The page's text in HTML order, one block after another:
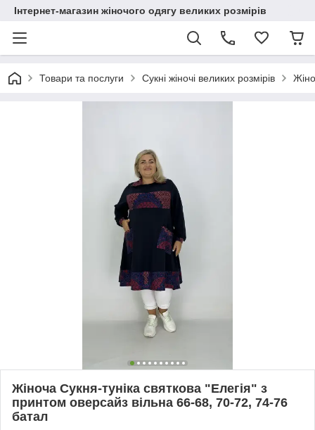
Інтернет-магазин жіночого одягу великих розмірів
Товари та послуги Сукні жіночі великих розмірів
Жіноча Сукня-туніка святкова "Елегія" з
принтом оверсайз вільна 66-68, 70-72, 74-76
батал